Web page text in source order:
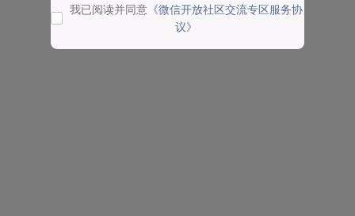
我已阅读并同意 《微信开放社区交流专区服务协
议》